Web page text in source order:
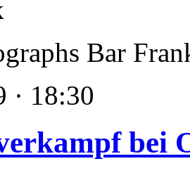
Bar
· 18:30
bei